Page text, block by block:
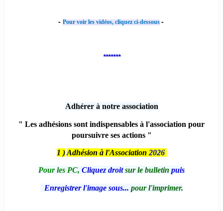
- Pour voir les vidéos, cliquez ci-dessous -
*******
Adhérer à notre association
" Les adhésions sont indispensables à l'association pour
poursuivre ses actions "
1 ) Adhésion à l'Association 2026
Pour les PC, Cliquez droitsur le bulletin puis
Enregistrer l'image sous... pour l'imprimer.